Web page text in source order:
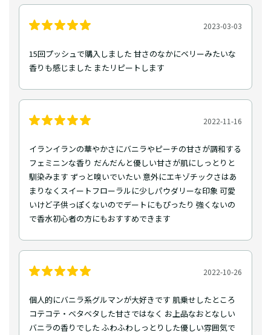
2023-03-03
15回プッシュで購入しました 甘さのなかにベリーみたいな
香りも感じました またリピートします
2022-11-16
イランイランの華やかさにバニラやピーチの甘さが調和する
フェミニンな香り だんだんと優しい甘さが肌にしっとりと
馴染みます ずっと嗅いでいたい 意外にエキゾチックさはあ
まりなくスイートフローラルに少しパウダリーな印象 可愛
いけど子供っぽくないのでデートにもぴったり 強くないの
で香水初心者の方にもおすすめできます
2022-10-26
個人的にバニラ系グルマンが大好きです 肌乗せしたところ
コテコテ・ベタベタした甘さではなく お上品なおとなしい
バニラの香りでした ふわふわしっとりした優しい雰囲気で